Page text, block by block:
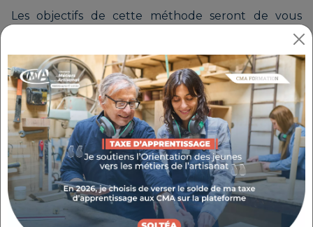
Les objectifs de cette méthode seront de vous
pousser à vous mettre au travail, de vous
concentrer sur chacune de vos tâches les unes
après les autres et d'avoir le sentiment d'accomplir
beaucoup de choses en une journée afin de vous
valoriser et de vous motiver sur le long terme.
SUIVI FINANCIER RIGOUREUX
Le suivi financier est un pilier fondamental de la
gestion quotidienne d'une entreprise.